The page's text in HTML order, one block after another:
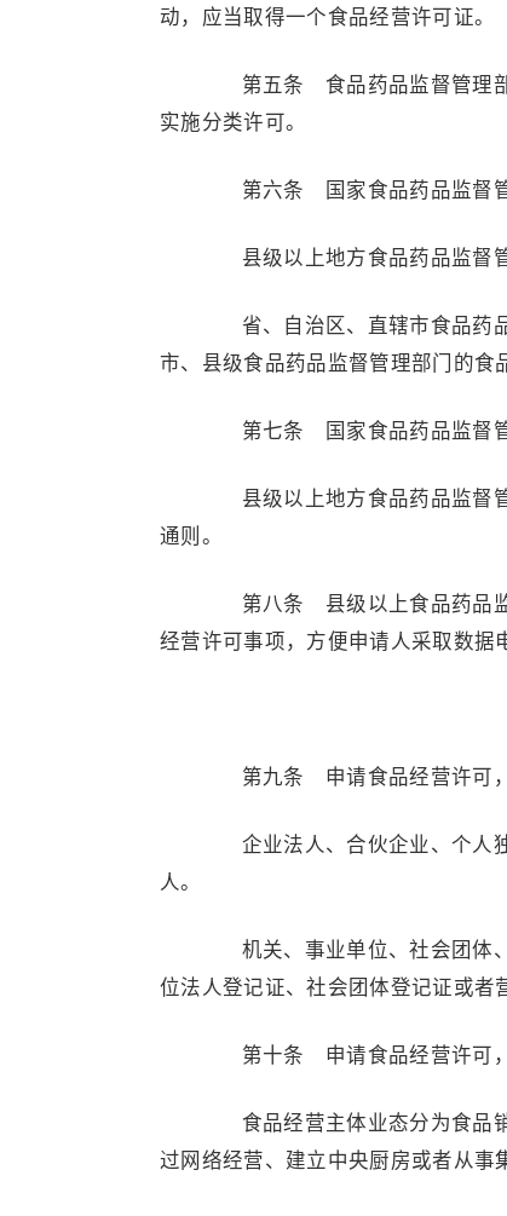
动，应当取得一个食品经营许可证。
第五条 食品药品监督管理部
实施分类许可。
第六条 国家食品药品监督管
县级以上地方食品药品监督管
省、自治区、直辖市食品药品
市、县级食品药品监督管理部门的食
第七条 国家食品药品监督管
县级以上地方食品药品监督管
通则。
第八条 县级以上食品药品监
经营许可事项，方便申请人采取数据
第九条 申请食品经营许可，
企业法人、合伙企业、个人独
人。
机关、事业单位、社会团体、
位法人登记证、社会团体登记证或者
第十条 申请食品经营许可，
食品经营主体业态分为食品销
过网络经营、建立中央厨房或者从事